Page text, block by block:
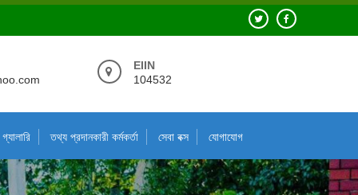
EIIN
104532
গ্যালারি তথ্য প্রদানকারী কর্মকর্তা সেবা বক্স যোগাযোগ